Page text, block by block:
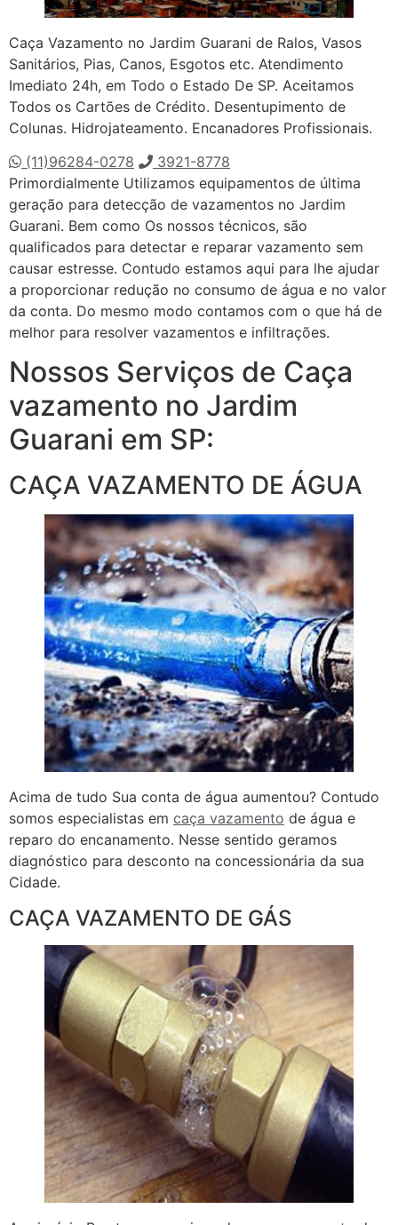
Caça Vazamento no Jardim Guarani de Ralos, Vasos
Sanitários, Pias, Canos, Esgotos etc. Atendimento
Imediato 24h, em Todo o Estado De SP. Aceitamos
Todos os Cartões de Crédito. Desentupimento de
Colunas. Hidrojateamento. Encanadores Profissionais.
(11)96284-0278
3921-8778
Primordialmente Utilizamos equipamentos de última
geração para detecção de vazamentos no Jardim
Guarani. Bem como Os nossos técnicos, são
qualificados para detectar e reparar vazamento sem
causar estresse. Contudo estamos aqui para lhe ajudar
a proporcionar redução no consumo de água e no valor
da conta. Do mesmo modo contamos com o que há de
melhor para resolver vazamentos e infiltrações.
Nossos Serviços de Caça
vazamento no Jardim
Guarani em SP:
CAÇA VAZAMENTO DE ÁGUA
Acima de tudo Sua conta de água aumentou? Contudo
somos especialistas em caça vazamento de água e
reparo do encanamento. Nesse sentido geramos
diagnóstico para desconto na concessionária da sua
Cidade.
CAÇA VAZAMENTO DE GÁS